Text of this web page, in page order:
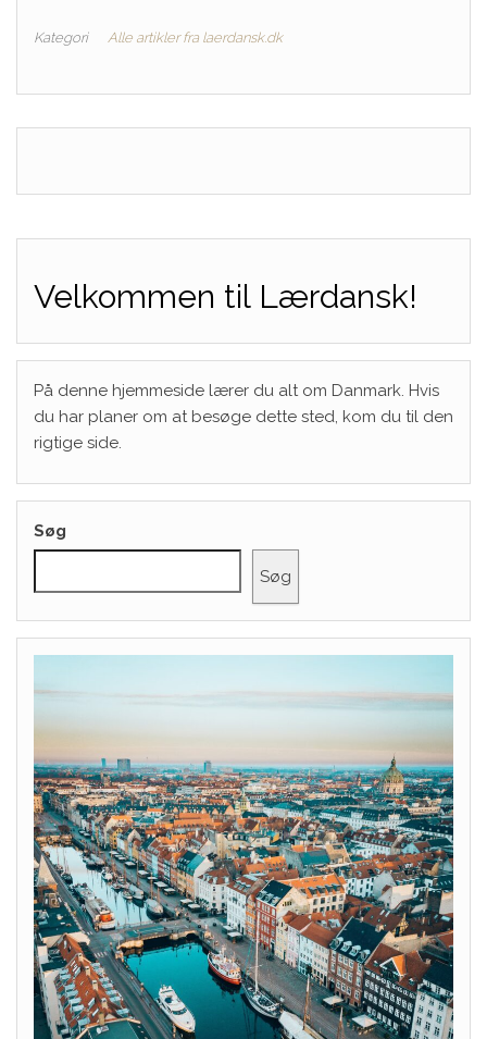
Kategori Alle artikler fra laerdansk.dk
Velkommen til Lærdansk!
På denne hjemmeside lærer du alt om Danmark. Hvis
du har planer om at besøge dette sted, kom du til den
rigtige side.
Søg
Søg